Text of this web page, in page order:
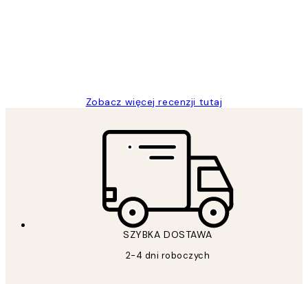
Zobacz więcej recenzji tutaj
SZYBKA DOSTAWA
2-4 dni roboczych